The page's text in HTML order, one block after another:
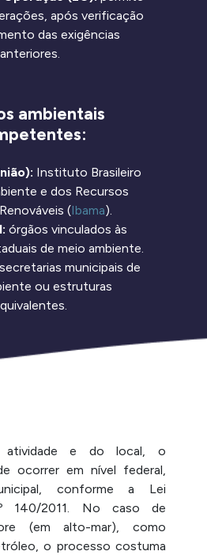
após verificação
das exigências
anteriores.
ambientais
Instituto Brasileiro
e dos Recursos
(Ibama).
órgãos vinculados às
de meio ambiente.
secretarias municipais de
ou estruturas
atividade e do local, o
ocorrer em nível federal,
conforme a Lei
140/2011. No caso de
(em alto-mar), como
o processo costuma